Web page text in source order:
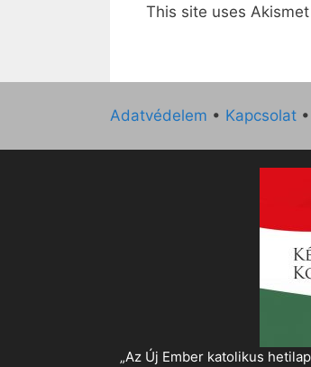
This site uses
Adatvédelem • Kapcsolat •
„Az Új Ember katolikus